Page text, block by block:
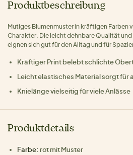
Produktbeschreibung
Mutiges Blumenmuster in kräftigen Farben
Charakter. Die leicht dehnbare Qualität
eignen sich gut für den Alltag und für
Kräftiger Print belebt schlichte
Leicht elastisches Material sorgt für
Knielänge vielseitig für viele Anlässe
Produktdetails
Farbe: rot mit Muster